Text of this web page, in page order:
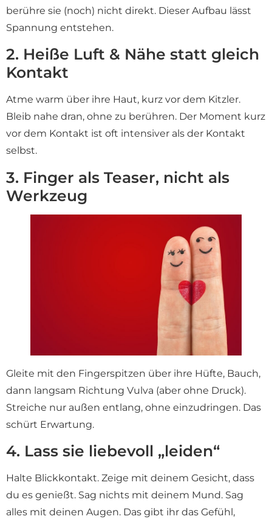
berühre sie (noch) nicht direkt. Dieser Aufbau lässt
Spannung entstehen.
2. Heiße Luft & Nähe statt gleich
Kontakt
Atme warm über ihre Haut, kurz vor dem Kitzler.
Bleib nahe dran, ohne zu berühren. Der Moment kurz
vor dem Kontakt ist oft intensiver als der Kontakt
selbst.
3. Finger als Teaser, nicht als
Werkzeug
Gleite mit den Fingerspitzen über ihre Hüfte, Bauch,
dann langsam Richtung Vulva (aber ohne Druck).
Streiche nur außen entlang, ohne einzudringen. Das
schürt Erwartung.
4. Lass sie liebevoll „leiden“
Halte Blickkontakt. Zeige mit deinem Gesicht, dass
du es genießt. Sag nichts mit deinem Mund. Sag
alles mit deinen Augen. Das gibt ihr das Gefühl,